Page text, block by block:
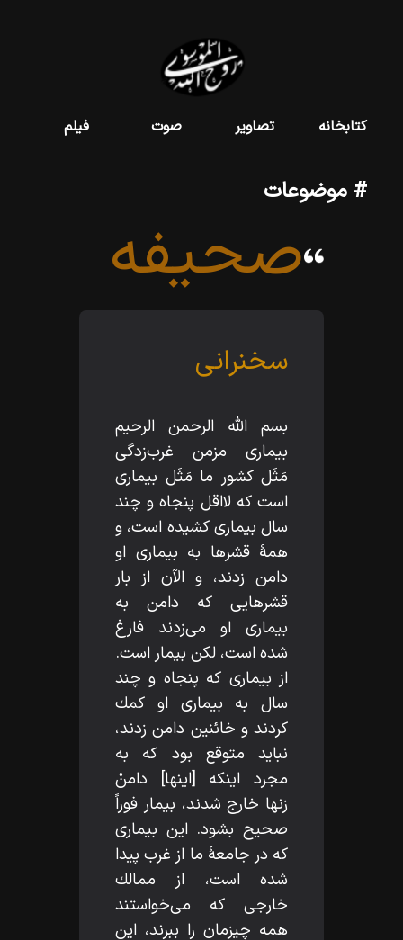
کتابخانه تصاویر صوت فیلم
# موضوعات
صحیفه
سخنرانى
بسم اللّه‌ الرحمن الرحيم
بيمارى مزمن غرب‌زدگى
مَثَل كشور ما مَثَل بيمارى
است كه لااقل پنجاه و چند
سال بيمارى كشيده است، و
همۀ قشرها به بيمارى او
دامن زدند، و الآن از بار
قشرهايى كه دامن به
بيمارى او مى‌زدند فارغ
شده است، لكن بيمار است.
از بيمارى كه پنجاه و چند
سال به بيمارى او كمك
كردند و خائنين دامن زدند،
نبايد متوقع بود كه به
مجرد اينكه [اينها] دامنْ
زنها خارج شدند، بيمار فوراً
صحيح بشود. اين بيمارى
كه در جامعۀ ما از غرب پيدا
شده است، از ممالك
خارجى كه مى‌خواستند
همه چيزمان را ببرند، اين